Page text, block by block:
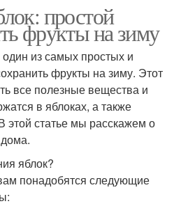
простой
фрукты на зиму
из самых простых и
фрукты на зиму. Этот
все полезные вещества и
в яблоках, а также
этой статье мы расскажем о
яблок?
понадобятся следующие